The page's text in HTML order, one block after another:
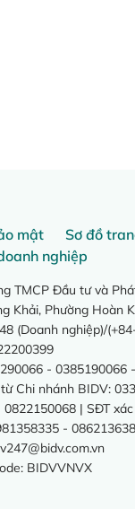
mật Sơ đồ
nghiệp
TMCP Đầu tư và
Khải, Phường Hoàn
(Doanh nghiệp)/
-
Chi nhánh BIDV:
| SĐT
-
BIDVVNVX